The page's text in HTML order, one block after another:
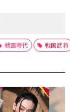
戦国時代 戦国武将